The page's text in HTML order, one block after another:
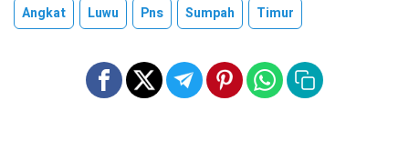
Angkat Luwu Pns Sumpah Timur